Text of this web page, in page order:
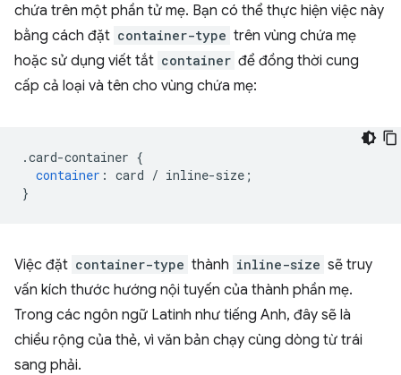
chứa trên một phần tử mẹ. Bạn có thể thực hiện việc này
bằng cách đặt container-type trên vùng chứa mẹ
hoặc sử dụng viết tắt container để đồng thời cung
cấp cả loại và tên cho vùng chứa mẹ:
.card-container {
container : card / inline-size ;
}
Việc đặt container-type thành inline-size sẽ truy
vấn kích thước hướng nội tuyến của thành phần mẹ.
Trong các ngôn ngữ Latinh như tiếng Anh, đây sẽ là
chiều rộng của thẻ, vì văn bản chạy cùng dòng từ trái
sang phải.